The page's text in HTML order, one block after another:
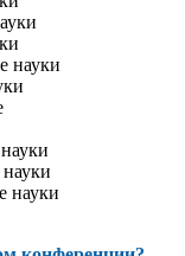
науки
науки